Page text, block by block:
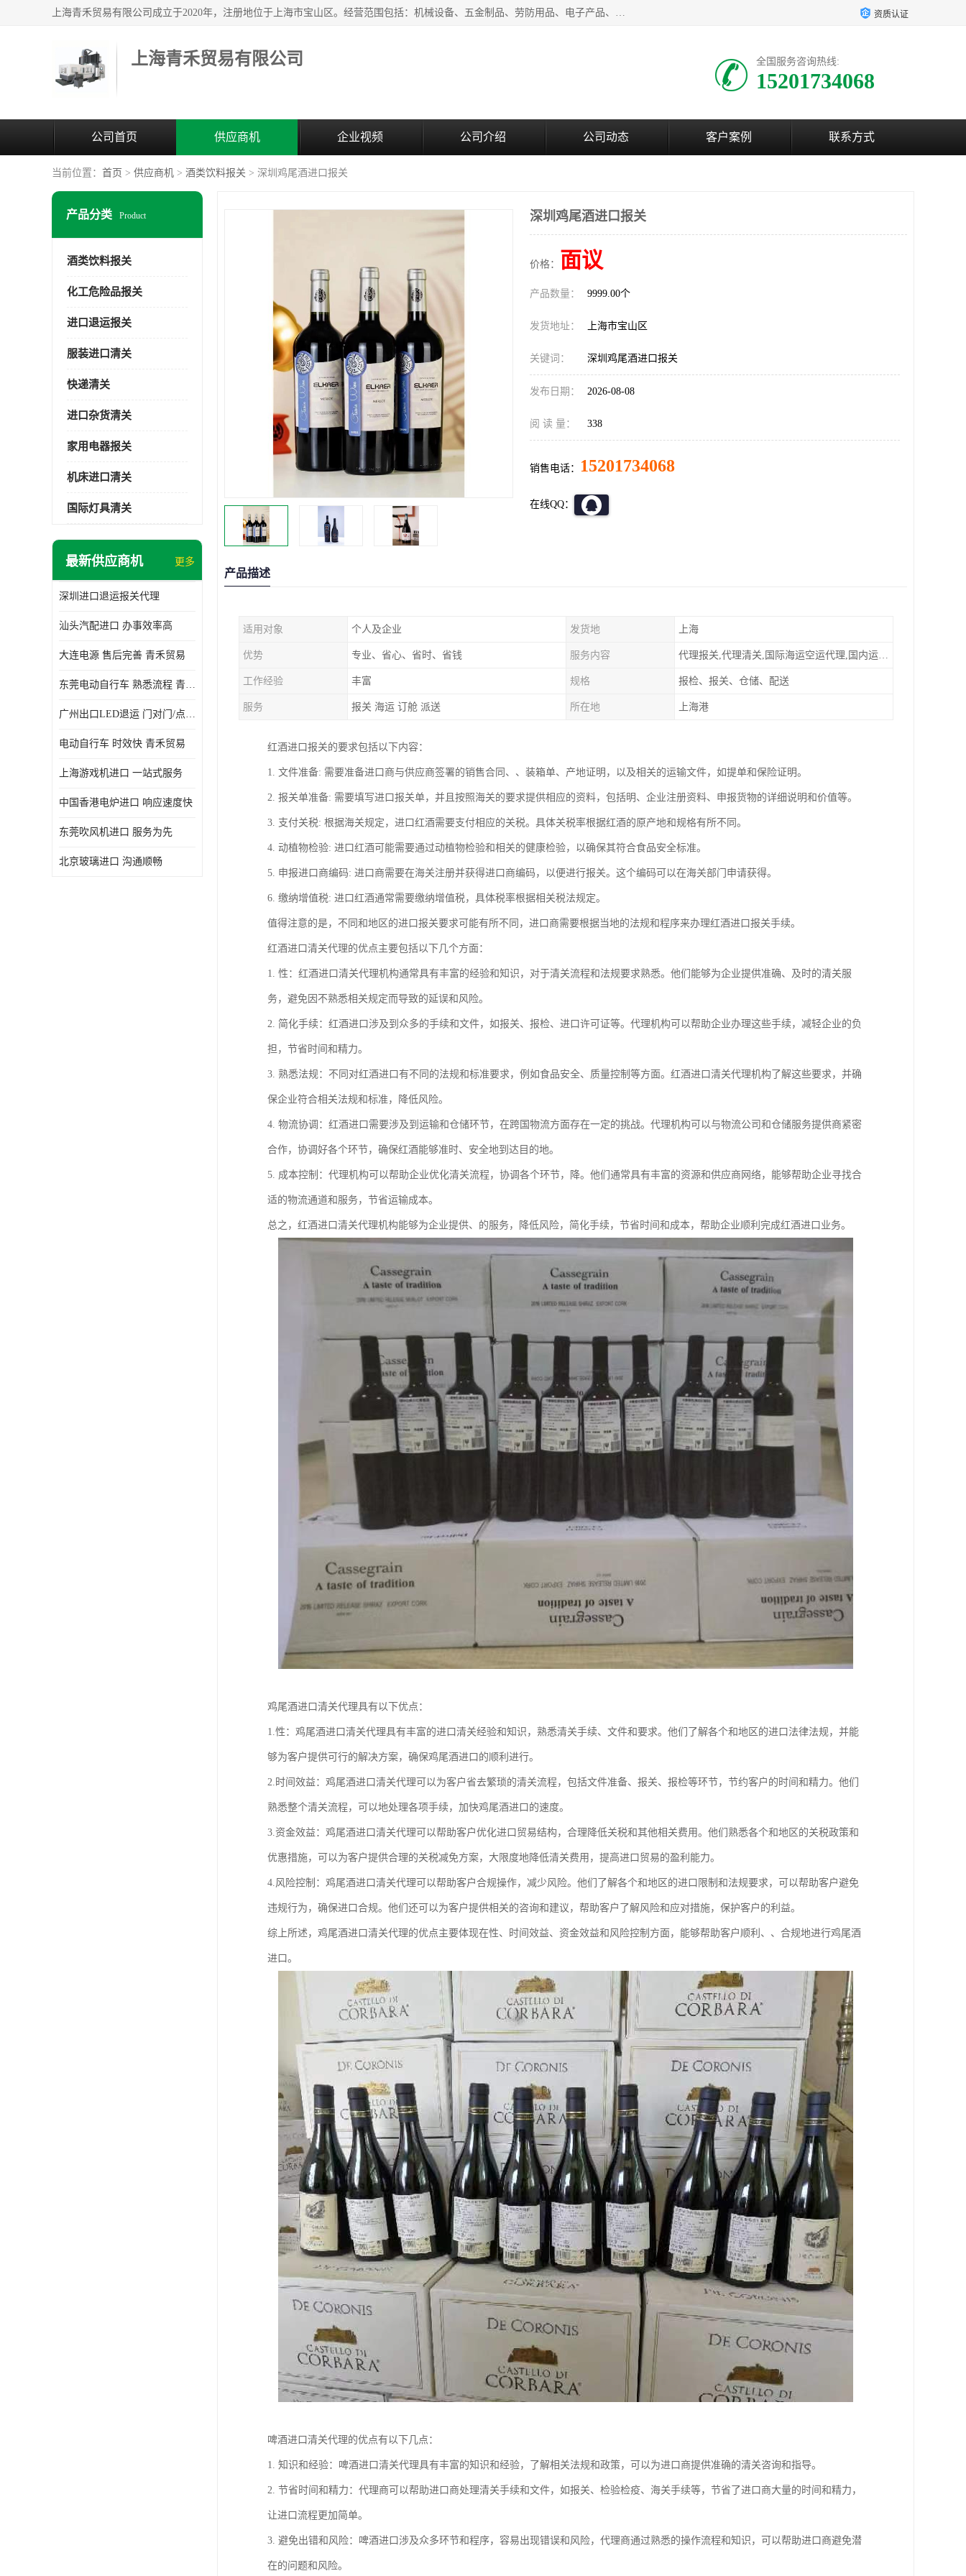
上海青禾贸易有限公司成立于2020年，注册地位于上海市宝山区。经营范围包括：机械设备、五金制品、劳防用品、电子产品、塑胶制品、家具、模具、纺织品、仪器仪表、建筑材料、装饰材料、化工产品、金属制品、机车配件等货物进出口报关、清关服务。 资质认证
上海青禾贸易有限公司 全国服务咨询热线:
15201734068
公司首页 供应商机 企业视频 公司介绍 公司动态 客户案例 联系方式
当前位置： 首页 > 供应商机 > 酒类饮料报关 > 深圳鸡尾酒进口报关
产品分类 Product
酒类饮料报关
化工危险品报关
进口退运报关
服装进口清关
快递清关
进口杂货清关
家用电器报关
机床进口清关
国际灯具清关
最新供应商机 更多
深圳进口退运报关代理
汕头汽配进口 办事效率高
大连电源 售后完善 青禾贸易
东莞电动自行车 熟悉流程 青禾贸易
广州出口LED退运 门对门/点对点
电动自行车 时效快 青禾贸易
上海游戏机进口 一站式服务
中国香港电炉进口 响应速度快
东莞吹风机进口 服务为先
北京玻璃进口 沟通顺畅
深圳鸡尾酒进口报关
价格： 面议
产品数量： 9999.00个
发货地址： 上海市宝山区
关键词： 深圳鸡尾酒进口报关
发布日期： 2026-08-08
阅 读 量： 338
销售电话： 15201734068
在线QQ：
产品描述
适用对象 个人及企业 发货地 上海
优势 专业、省心、省时、省钱 服务内容 代理报关,代理清关,国际海运空运代理,国内运输派送
工作经验 丰富 规格 报检、报关、仓储、配送
服务 报关 海运 订舱 派送 所在地 上海港
红酒进口报关的要求包括以下内容：
1. 文件准备: 需要准备进口商与供应商签署的销售合同、、装箱单、产地证明，以及相关的运输文件，如提单和保险证明。
2. 报关单准备: 需要填写进口报关单，并且按照海关的要求提供相应的资料，包括明、企业注册资料、申报货物的详细说明和价值等。
3. 支付关税: 根据海关规定，进口红酒需要支付相应的关税。具体关税率根据红酒的原产地和规格有所不同。
4. 动植物检验: 进口红酒可能需要通过动植物检验和相关的健康检验，以确保其符合食品安全标准。
5. 申报进口商编码: 进口商需要在海关注册并获得进口商编码，以便进行报关。这个编码可以在海关部门申请获得。
6. 缴纳增值税: 进口红酒通常需要缴纳增值税，具体税率根据相关税法规定。
值得注意的是，不同和地区的进口报关要求可能有所不同，进口商需要根据当地的法规和程序来办理红酒进口报关手续。
红酒进口清关代理的优点主要包括以下几个方面：
1. 性：红酒进口清关代理机构通常具有丰富的经验和知识，对于清关流程和法规要求熟悉。他们能够为企业提供准确、及时的清关服
务，避免因不熟悉相关规定而导致的延误和风险。
2. 简化手续：红酒进口涉及到众多的手续和文件，如报关、报检、进口许可证等。代理机构可以帮助企业办理这些手续，减轻企业的负
担，节省时间和精力。
3. 熟悉法规：不同对红酒进口有不同的法规和标准要求，例如食品安全、质量控制等方面。红酒进口清关代理机构了解这些要求，并确
保企业符合相关法规和标准，降低风险。
4. 物流协调：红酒进口需要涉及到运输和仓储环节，在跨国物流方面存在一定的挑战。代理机构可以与物流公司和仓储服务提供商紧密
合作，协调好各个环节，确保红酒能够准时、安全地到达目的地。
5. 成本控制：代理机构可以帮助企业优化清关流程，协调各个环节，降。他们通常具有丰富的资源和供应商网络，能够帮助企业寻找合
适的物流通道和服务，节省运输成本。
总之，红酒进口清关代理机构能够为企业提供、的服务，降低风险，简化手续，节省时间和成本，帮助企业顺利完成红酒进口业务。
鸡尾酒进口清关代理具有以下优点：
1.性：鸡尾酒进口清关代理具有丰富的进口清关经验和知识，熟悉清关手续、文件和要求。他们了解各个和地区的进口法律法规，并能
够为客户提供可行的解决方案，确保鸡尾酒进口的顺利进行。
2.时间效益：鸡尾酒进口清关代理可以为客户省去繁琐的清关流程，包括文件准备、报关、报检等环节，节约客户的时间和精力。他们
熟悉整个清关流程，可以地处理各项手续，加快鸡尾酒进口的速度。
3.资金效益：鸡尾酒进口清关代理可以帮助客户优化进口贸易结构，合理降低关税和其他相关费用。他们熟悉各个和地区的关税政策和
优惠措施，可以为客户提供合理的关税减免方案，大限度地降低清关费用，提高进口贸易的盈利能力。
4.风险控制：鸡尾酒进口清关代理可以帮助客户合规操作，减少风险。他们了解各个和地区的进口限制和法规要求，可以帮助客户避免
违规行为，确保进口合规。他们还可以为客户提供相关的咨询和建议，帮助客户了解风险和应对措施，保护客户的利益。
综上所述，鸡尾酒进口清关代理的优点主要体现在性、时间效益、资金效益和风险控制方面，能够帮助客户顺利、、合规地进行鸡尾酒
进口。
啤酒进口清关代理的优点有以下几点：
1. 知识和经验：啤酒进口清关代理具有丰富的知识和经验，了解相关法规和政策，可以为进口商提供准确的清关咨询和指导。
2. 节省时间和精力：代理商可以帮助进口商处理清关手续和文件，如报关、检验检疫、海关手续等，节省了进口商大量的时间和精力，
让进口流程更加简单。
3. 避免出错和风险：啤酒进口涉及众多环节和程序，容易出现错误和风险，代理商通过熟悉的操作流程和知识，可以帮助进口商避免潜
在的问题和风险。